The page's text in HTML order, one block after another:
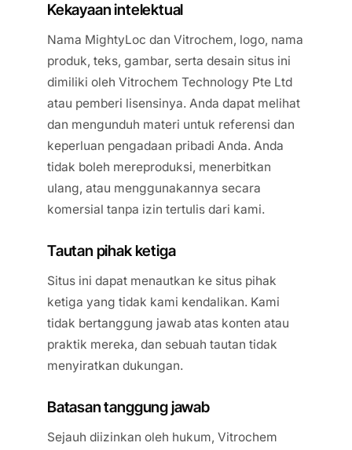
Kekayaan intelektual
Nama MightyLoc dan Vitrochem, logo, nama
produk, teks, gambar, serta desain situs ini
dimiliki oleh Vitrochem Technology Pte Ltd
atau pemberi lisensinya. Anda dapat melihat
dan mengunduh materi untuk referensi dan
keperluan pengadaan pribadi Anda. Anda
tidak boleh mereproduksi, menerbitkan
ulang, atau menggunakannya secara
komersial tanpa izin tertulis dari kami.
Tautan pihak ketiga
Situs ini dapat menautkan ke situs pihak
ketiga yang tidak kami kendalikan. Kami
tidak bertanggung jawab atas konten atau
praktik mereka, dan sebuah tautan tidak
menyiratkan dukungan.
Batasan tanggung jawab
Sejauh diizinkan oleh hukum, Vitrochem